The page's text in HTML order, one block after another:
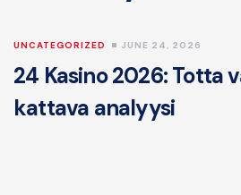
24 Kasino 2026: Totta
kattava analyysi
UNCATEGORIZED JUNE 24, 2026